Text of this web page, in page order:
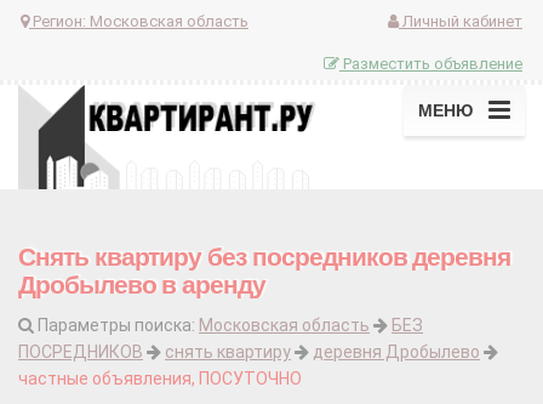
Регион: Московская область Личный кабинет
Разместить объявление
МЕНЮ
Снять квартиру без посредников деревня
Дробылево в аренду
Параметры поиска: Московская область
БЕЗ
ПОСРЕДНИКОВ
снять квартиру
деревня Дробылево
частные объявления, ПОСУТОЧНО